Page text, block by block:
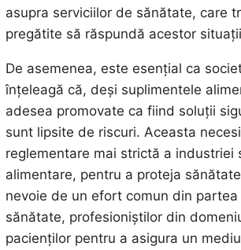
asupra serviciilor de sănătate, care
pregătite să răspundă acestor
De asemenea, este esențial ca
înțeleagă că, deși suplimentele
adesea promovate ca fiind soluții
sunt lipsite de riscuri. Aceasta
reglementare mai strictă a industriei
alimentare, pentru a proteja
nevoie de un efort comun din
sănătate, profesioniștilor din
pacienților pentru a asigura un